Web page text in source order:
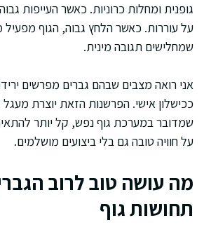
גופנית ומחלות כרוניות. כאשר העייפות
על עוררות. כאשר הלחץ גבוה, הגוף מפעיל
שמחלישים תגובה מינית.
אני רואה מצבים שבהם גברים מפרשים
ככישלון אישי. הפרשנות הזאת יוצרת
שמדובר במערכת גוף נפש, קל יותר
על חוויה טובה גם בלי ביצועים מושלמים.
מה עושה טוב לרוב
תחושות גוף